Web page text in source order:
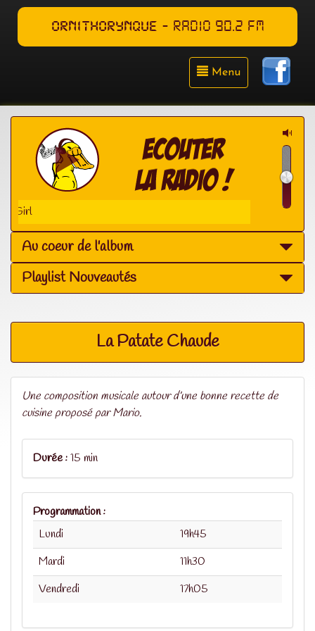
ORNITHORYNQUE - RADIO 90.2 FM
Menu
Girl
Au coeur de l'album
Playlist Nouveautés
La Patate Chaude
Une composition musicale autour d’une bonne recette de
cuisine proposé par Mario.
Durée :15 min
Programmation :
Lundi
19h45
Mardi
11h30
Vendredi
17h05